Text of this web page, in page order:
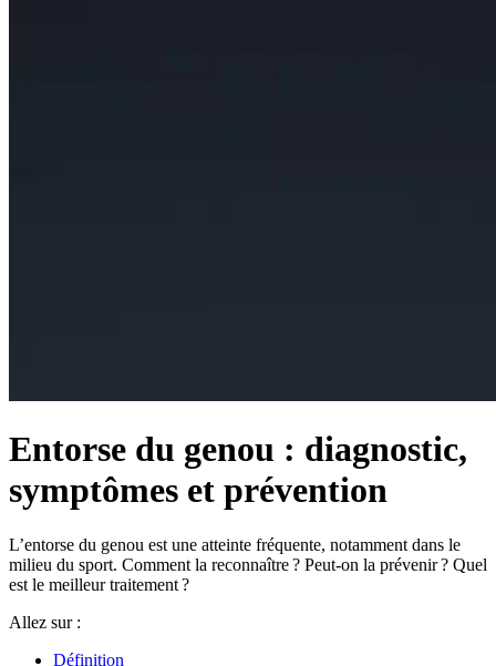
Entorse du genou : diagnostic,
symptômes et prévention
L’entorse du genou est une atteinte fréquente, notamment dans le
milieu du sport. Comment la reconnaître ? Peut-on la prévenir ? Quel
est le meilleur traitement ?
Allez sur :
Définition